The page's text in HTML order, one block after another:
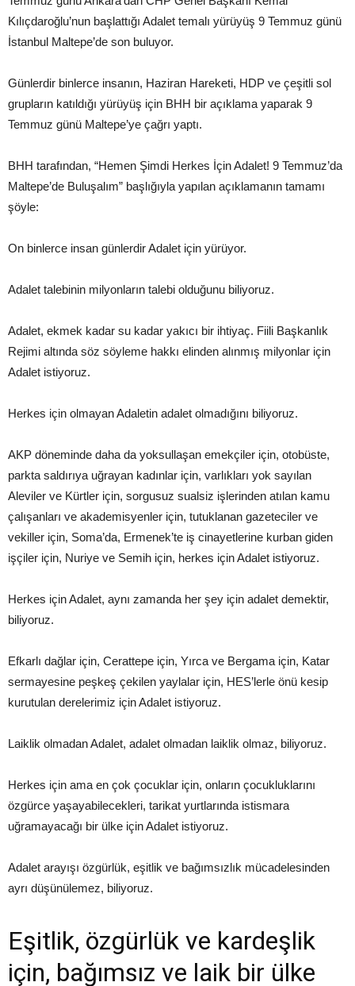
Kılıçdaroğlu’nun başlattığı Adalet temalı yürüyüş 9 Temmuz günü
İstanbul Maltepe’de son buluyor.
Günlerdir binlerce insanın, Haziran Hareketi, HDP ve çeşitli sol
grupların katıldığı yürüyüş için BHH bir açıklama yaparak 9
Temmuz günü Maltepe’ye çağrı yaptı.
BHH tarafından, “Hemen Şimdi Herkes İçin Adalet! 9 Temmuz’da
Maltepe’de Buluşalım” başlığıyla yapılan açıklamanın tamamı
şöyle:
On binlerce insan günlerdir Adalet için yürüyor.
Adalet talebinin milyonların talebi olduğunu biliyoruz.
Adalet, ekmek kadar su kadar yakıcı bir ihtiyaç. Fiili Başkanlık
Rejimi altında söz söyleme hakkı elinden alınmış milyonlar için
Adalet istiyoruz.
Herkes için olmayan Adaletin adalet olmadığını biliyoruz.
AKP döneminde daha da yoksullaşan emekçiler için, otobüste,
parkta saldırıya uğrayan kadınlar için, varlıkları yok sayılan
Aleviler ve Kürtler için, sorgusuz sualsiz işlerinden atılan kamu
çalışanları ve akademisyenler için, tutuklanan gazeteciler ve
vekiller için, Soma’da, Ermenek’te iş cinayetlerine kurban giden
işçiler için, Nuriye ve Semih için, herkes için Adalet istiyoruz.
Herkes için Adalet, aynı zamanda her şey için adalet demektir,
biliyoruz.
Efkarlı dağlar için, Cerattepe için, Yırca ve Bergama için, Katar
sermayesine peşkeş çekilen yaylalar için, HES’lerle önü kesip
kurutulan derelerimiz için Adalet istiyoruz.
Laiklik olmadan Adalet, adalet olmadan laiklik olmaz, biliyoruz.
Herkes için ama en çok çocuklar için, onların çocukluklarını
özgürce yaşayabilecekleri, tarikat yurtlarında istismara
uğramayacağı bir ülke için Adalet istiyoruz.
Adalet arayışı özgürlük, eşitlik ve bağımsızlık mücadelesinden
ayrı düşünülemez, biliyoruz.
Eşitlik, özgürlük ve kardeşlik
için, bağımsız ve laik bir ülke